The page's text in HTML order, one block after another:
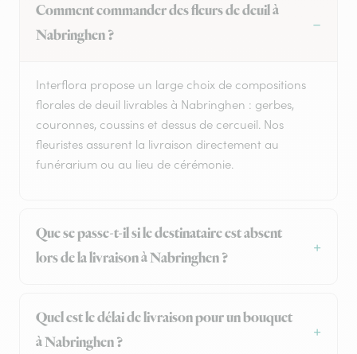
Comment commander des fleurs de deuil à
Nabringhen ?
Interflora propose un large choix de compositions
florales de deuil livrables à Nabringhen : gerbes,
couronnes, coussins et dessus de cercueil. Nos
fleuristes assurent la livraison directement au
funérarium ou au lieu de cérémonie.
Que se passe-t-il si le destinataire est absent
lors de la livraison à Nabringhen ?
Quel est le délai de livraison pour un bouquet
à Nabringhen ?